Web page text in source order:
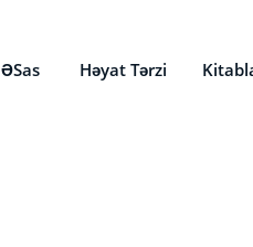
ƏSas Həyat Tərzi